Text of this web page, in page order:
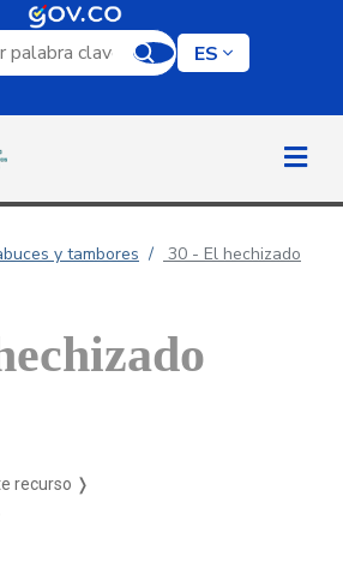
por palabra clave
ES
y tambores 30 - El hechizado
recurso ❭